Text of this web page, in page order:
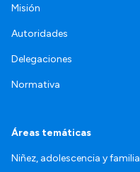
Misión
Autoridades
Delegaciones
Normativa
Áreas temáticas
Niñez, adolescencia y familia